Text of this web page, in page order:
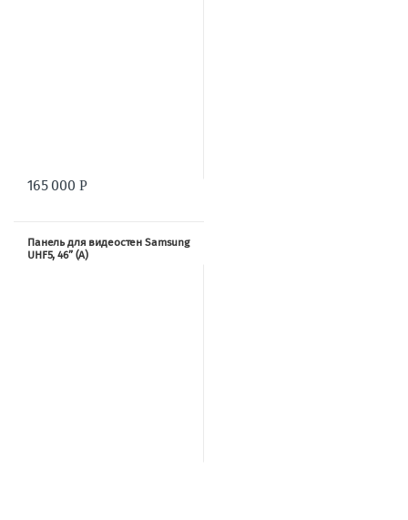
165 000 Р
Панель для видеостен Samsung
UHF5, 46” (A)